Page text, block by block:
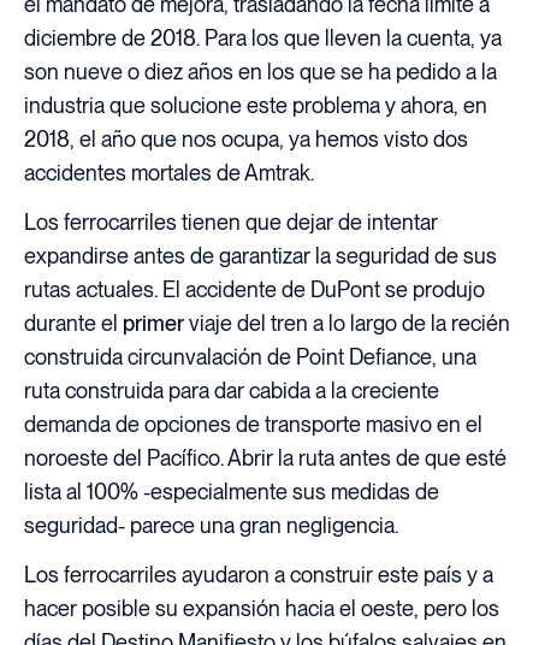
diciembre de 2018. Para los que lleven la cuenta, ya
son nueve o diez años en los que se ha pedido a la
industria que solucione este problema y ahora, en
2018, el año que nos ocupa, ya hemos visto dos
accidentes mortales de Amtrak.
Los ferrocarriles tienen que dejar de intentar
expandirse antes de garantizar la seguridad de sus
rutas actuales. El accidente de DuPont se produjo
durante el primerviaje del tren a lo largo de la recién
construida circunvalación de Point Defiance, una
ruta construida para dar cabida a la creciente
demanda de opciones de transporte masivo en el
noroeste del Pacífico. Abrir la ruta antes de que esté
lista al 100% -especialmente sus medidas de
seguridad- parece una gran negligencia.
Los ferrocarriles ayudaron a construir este país y a
hacer posible su expansión hacia el oeste, pero los